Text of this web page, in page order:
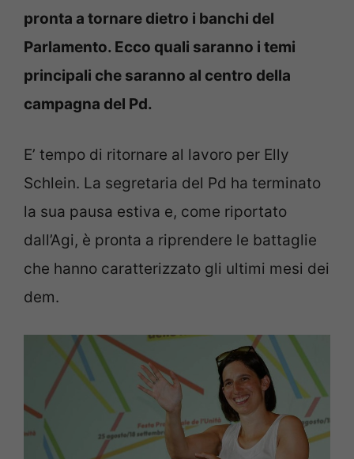
pronta a tornare dietro i banchi del
Parlamento. Ecco quali saranno i temi
principali che saranno al centro della
campagna del Pd.
E’ tempo di ritornare al lavoro per Elly
Schlein. La segretaria del Pd ha terminato
la sua pausa estiva e, come riportato
dall’Agi, è pronta a riprendere le battaglie
che hanno caratterizzato gli ultimi mesi dei
dem.